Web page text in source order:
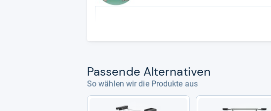
Pas­sende Alter­na­ti­ven
So wählen wir die Produkte aus